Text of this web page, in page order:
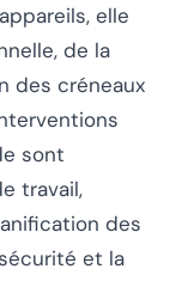
elle
de la
des créneaux
sont
travail,
des
et la